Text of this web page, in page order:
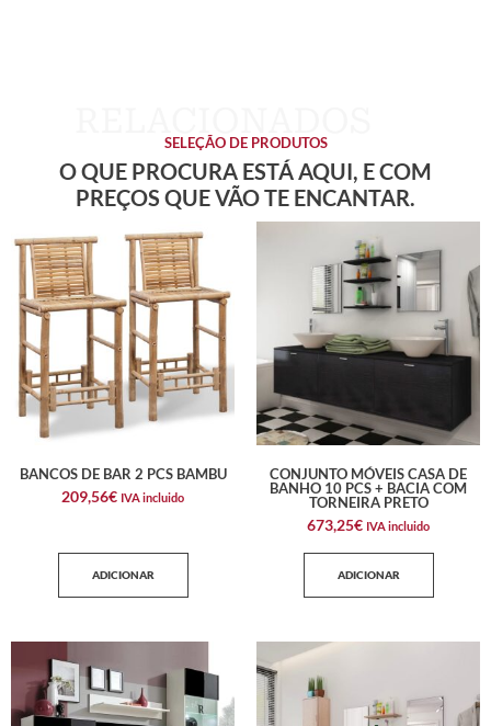
SELEÇÃO DE PRODUTOS
O QUE PROCURA ESTÁ AQUI, E COM
PREÇOS QUE VÃO TE ENCANTAR.
BANCOS DE BAR 2 PCS BAMBU
209,56€ IVA incluido
ADICIONAR
CONJUNTO MÓVEIS CASA DE
BANHO 10 PCS + BACIA COM
TORNEIRA PRETO
673,25€ IVA incluido
ADICIONAR